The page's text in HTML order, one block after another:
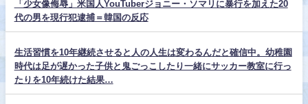
「少女像侮辱」米国人YouTuberジョニー・ソマリに暴行を加えた20
代の男を現行犯逮捕＝韓国の反応
生活習慣を10年継続させると人の人生は変わるんだと確信中。幼稚園
時代は足が遅かった子供と鬼ごっこしたり一緒にサッカー教室に行っ
たりを10年続けた結果…